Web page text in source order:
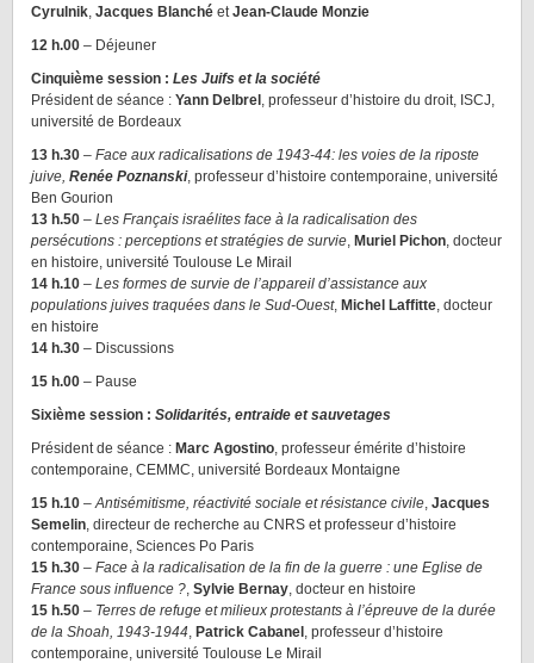
Cyrulnik, Jacques Blanché etJean-Claude Monzie
12 h.00 – Déjeuner
Cinquième session : Les Juifs et la société
Président de séance : Yann Delbrel , professeur d’histoire du droit, ISCJ,
université de Bordeaux
13 h.30 – Face aux radicalisations de 1943-44: les voies de la riposte
juive, Renée Poznanski, professeur d’histoire contemporaine, université
Ben Gourion
13 h.50 – Les Français israélites face à la radicalisation des
persécutions : perceptions et stratégies de survie, Muriel Pichon, docteur
en histoire, université Toulouse Le Mirail
14 h.10 – Les formes de survie de l’appareil d’assistance aux
populations juives traquées dans le Sud-Ouest, Michel Laffitte, docteur
en histoire
14 h.30 – Discussions
15 h.00 – Pause
Sixième session : Solidarités, entraide et sauvetages
Président de séance : Marc Agostino, professeur émérite d’histoire
contemporaine, CEMMC, université Bordeaux Montaigne
15 h.10 –Antisémitisme, réactivité sociale et résistance civile, Jacques
Semelin, directeur de recherche au CNRS et professeur d’histoire
contemporaine, Sciences Po Paris
15 h.30 – Face à la radicalisation de la fin de la guerre : une Eglise de
France sous influence ?, Sylvie Bernay, docteur en histoire
15 h.50 – Terres de refuge et milieux protestants à l’épreuve de la durée
de la Shoah, 1943-1944, Patrick Cabanel , professeur d’histoire
contemporaine, université Toulouse Le Mirail